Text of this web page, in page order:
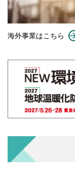
海外事業はこちら